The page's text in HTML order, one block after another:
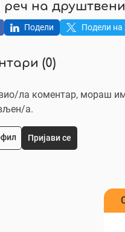
реч на
Подели Подели на
(0)
ла коментар, мораш
a.
Пријави се